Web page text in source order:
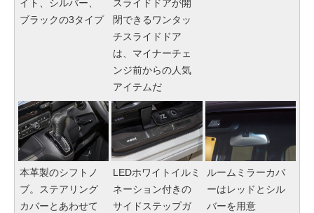
イト、シルバー、
ブラックの3タイプ
スライドドアが開
閉できるワンタッ
チスライドドア
は、マイナーチェ
ンジ前からの人気
アイテムだ
本革製のシフトノ
ブ。ステアリング
カバーとあわせて
LEDホワイトイルミ
ネーション付きの
サイドステップガ
ルームミラーカバ
ーはレッドとシル
バーを用意